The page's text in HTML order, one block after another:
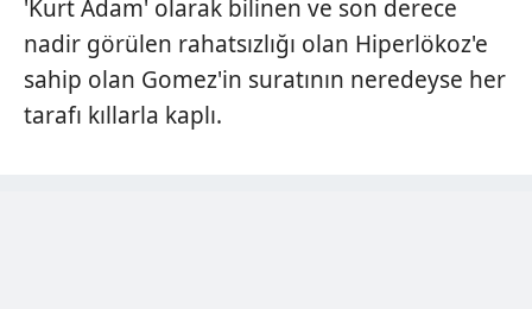
'Kurt Adam' olarak bilinen ve son derece
nadir görülen rahatsızlığı olan Hiperlökoz'e
sahip olan Gomez'in suratının neredeyse her
tarafı kıllarla kaplı.